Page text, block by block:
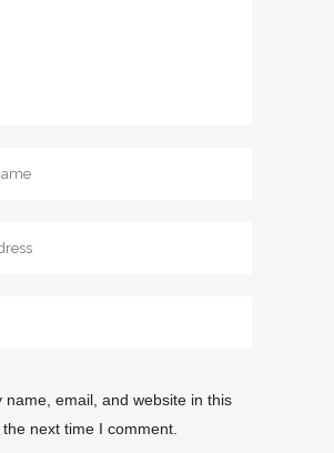
name, email, and website in this
next time I comment.